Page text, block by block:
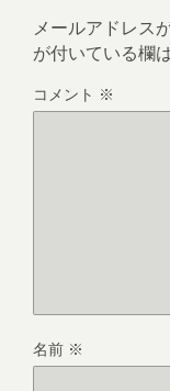
メールアドレス
が付いている欄
コメント ※
名前 ※